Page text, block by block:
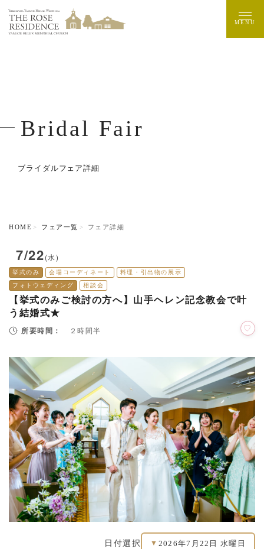
Bridal Fair
ブライダルフェア詳細
MENU
HOME フェア一覧 フェア詳細
7/22(水)
挙式のみ 会場コーディネート
料理・引出物の展示
フォトウェディング
相談会
【挙式のみご検討の方へ】山手ヘレン記念教会で叶
う結婚式★
所要時間： ２時間半
日付選択 ▼ 2026年7月22日 水曜日